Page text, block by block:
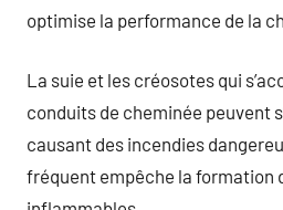
optimise la performance de la
La suie et les créosotes qui
conduits de cheminée peuvent
causant des incendies
fréquent empêche la formation